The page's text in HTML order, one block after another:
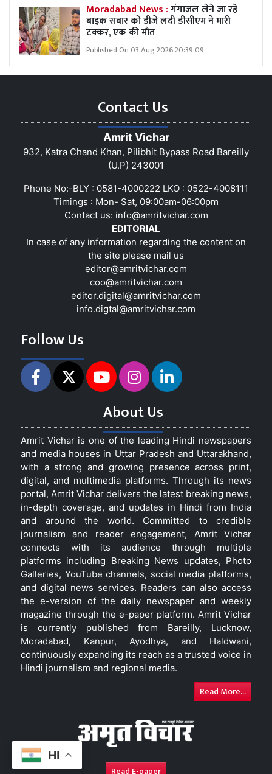
HI
Moradabad News :गंगाजल लेने जा रहे
बाइक सवार को डीजे लदी डीसीएम ने मारी
टक्कर, एक की मौत
Published On 03 Aug 2026 20:39:09
Contact Us
Amrit Vichar
932, Katra Chand Khan, Pilibhit Bypass Road Bareilly
(U.P) 243001
Phone No:-BLY : 0581-4000222 LKO : 0522-4008111
Timings : Mon- Sat, 09:00am-06:00pm
Contact us: info@amritvichar.com
EDITORIAL
In case of any information regarding the content on
the site please mail us
editor@amritvichar.com
coo@amritvichar.com
editor.digital@amritvichar.com
info.digtal@amritvichar.com
Follow Us
About Us
Amrit Vichar is one of the leading Hindi newspapers
and media houses in Uttar Pradesh and Uttarakhand,
with a strong and growing presence across print,
digital, and multimedia platforms. Through its news
portal, Amrit Vichar delivers the latest breaking news,
in-depth coverage, and updates in Hindi from India
and around the world. Committed to credible
journalism and reader engagement, Amrit Vichar
connects with its audience through multiple
platforms including Breaking News updates, Photo
Galleries, YouTube channels, social media platforms,
and digital news services. Readers can also access
the e-version of the daily newspaper and weekly
magazine through the e-paper platform. Amrit Vichar
is currently published from Bareilly, Lucknow,
Moradabad, Kanpur, Ayodhya, and Haldwani,
continuously expanding its reach as a trusted voice in
Hindi journalism and regional media.
Read More...
Read E-paper